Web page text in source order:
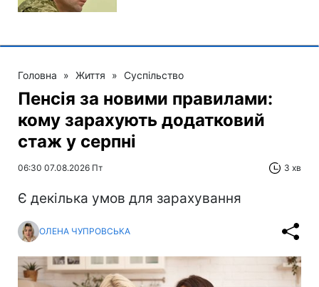
Головна » Життя » Суспільство
Пенсія за новими правилами:
кому зарахують додатковий
стаж у серпні
06:30 07.08.2026 Пт 3 хв
Є декілька умов для зарахування
ОЛЕНА ЧУПРОВСЬКА